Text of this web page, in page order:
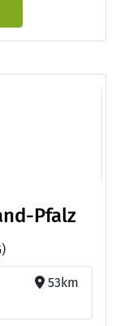
Pfalz
53km